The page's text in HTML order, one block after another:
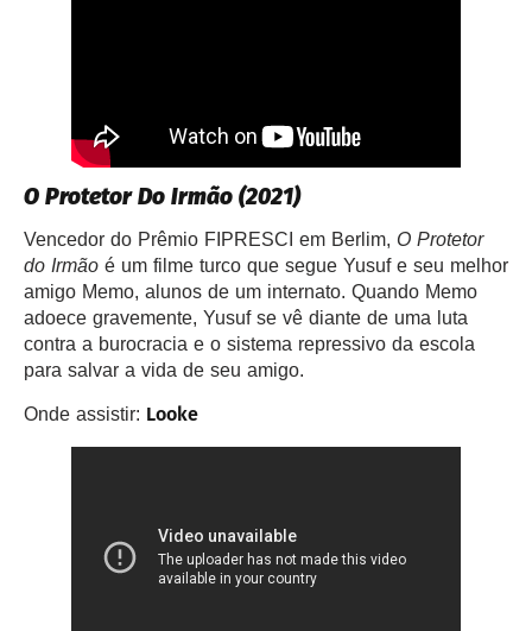
O Protetor Do IrMão (2021)
Vencedor do Prêmio FIPRESCI em Berlim, O Protetor
do Irmão é um filme turco que segue Yusuf e seu melhor
amigo Memo, alunos de um internato. Quando Memo
adoece gravemente, Yusuf se vê diante de uma luta
contra a burocracia e o sistema repressivo da escola
para salvar a vida de seu amigo.
Onde assistir: Looke